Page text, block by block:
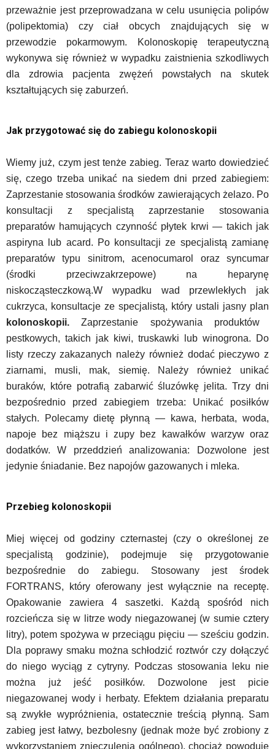
przeważnie jest przeprowadzana w celu usunięcia polipów
(polipektomia) czy ciał obcych znajdujących się w
przewodzie pokarmowym. Kolonoskopię terapeutyczną
wykonywa się również w wypadku zaistnienia szkodliwych
dla zdrowia pacjenta zwężeń powstałych na skutek
kształtujących się zaburzeń.
Jak przygotować się do zabiegu kolonoskopii
Wiemy już, czym jest tenże zabieg. Teraz warto dowiedzieć
się, czego trzeba unikać na siedem dni przed zabiegiem:
Zaprzestanie stosowania środków zawierających żelazo. Po
konsultacji z specjalistą zaprzestanie stosowania
preparatów hamujących czynność płytek krwi — takich jak
aspiryna lub acard. Po konsultacji ze specjalistą zamianę
preparatów typu sinitrom, acenocumarol oraz syncumar
(środki przeciwzakrzepowe) na heparynę
niskocząsteczkową.W wypadku wad przewlekłych jak
cukrzyca, konsultacje ze specjalistą, który ustali jasny plan
kolonoskopii. Zaprzestanie spożywania produktów
pestkowych, takich jak kiwi, truskawki lub winogrona. Do
listy rzeczy zakazanych należy również dodać pieczywo z
ziarnami, musli, mak, siemię. Należy również unikać
buraków, które potrafią zabarwić śluzówkę jelita. Trzy dni
bezpośrednio przed zabiegiem trzeba: Unikać posiłków
stałych. Polecamy dietę płynną — kawa, herbata, woda,
napoje bez miąższu i zupy bez kawałków warzyw oraz
dodatków. W przeddzień analizowania: Dozwolone jest
jedynie śniadanie. Bez napojów gazowanych i mleka.
Przebieg kolonoskopii
Miej więcej od godziny czternastej (czy o określonej ze
specjalistą godzinie), podejmuje się przygotowanie
bezpośrednie do zabiegu. Stosowany jest środek
FORTRANS, który oferowany jest wyłącznie na receptę.
Opakowanie zawiera 4 saszetki. Każdą spośród nich
rozcieńcza się w litrze wody niegazowanej (w sumie cztery
litry), potem spożywa w przeciągu pięciu — sześciu godzin.
Dla poprawy smaku można schłodzić roztwór czy dołączyć
do niego wyciąg z cytryny. Podczas stosowania leku nie
można już jeść posiłków. Dozwolone jest picie
niegazowanej wody i herbaty. Efektem działania preparatu
są zwykłe wypróżnienia, ostatecznie treścią płynną. Sam
zabieg jest łatwy, bezbolesny (jednak może być zrobiony z
wykorzystaniem znieczulenia ogólnego), chociaż powoduje